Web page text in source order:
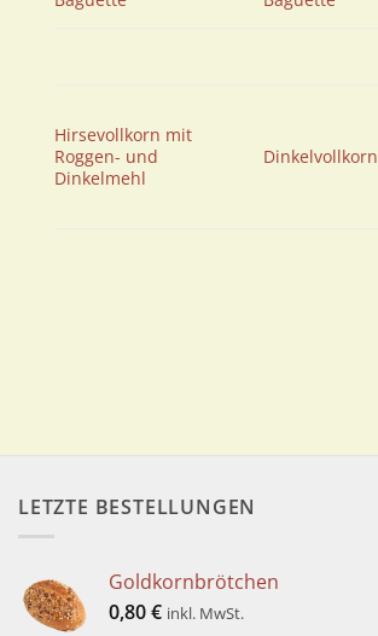
Hirsevollkorn mit
Roggen- und
Dinkelmehl
Dinkelvollkorn
LETZTE BESTELLUNGEN
Goldkornbrötchen
0,80€ inkl. MwSt.